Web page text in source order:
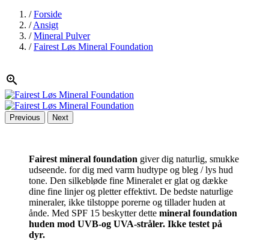
/ Forside
/ Ansigt
/ Mineral Pulver
/ Fairest Løs Mineral Foundation

Previous Next
Fairest mineral foundation giver dig naturlig, smukke
udseende. for dig med varm hudtype og bleg / lys hud
tone. Den silkebløde fine Mineralet er glat og dække
dine fine linjer og pletter effektivt. De bedste naturlige
mineraler, ikke tilstoppe porerne og tillader huden at
ånde. Med SPF 15 beskytter dette mineral foundation
huden mod UVB-og UVA-stråler. Ikke testet på
dyr.